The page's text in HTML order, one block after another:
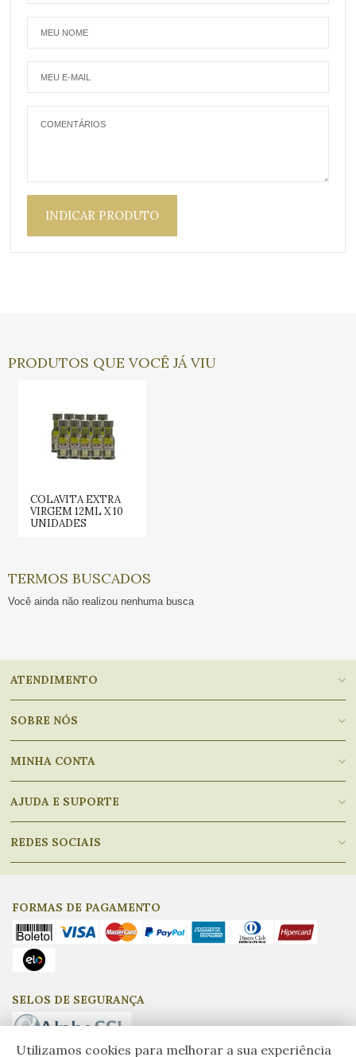
INDICAR PRODUTO
PRODUTOS QUE VOCÊ JÁ VIU
COLAVITA EXTRA
VIRGEM 12ML X 10
UNIDADES
TERMOS BUSCADOS
Você ainda não realizou nenhuma busca
Utilizamos cookies para melhorar a sua experiência
ATENDIMENTO
SOBRE NÓS
MINHA CONTA
AJUDA E SUPORTE
REDES SOCIAIS
FORMAS DE PAGAMENTO
SELOS DE SEGURANÇA